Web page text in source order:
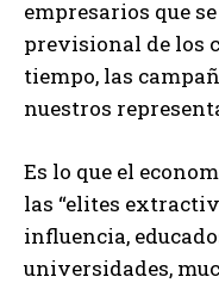
empresarios que
previsional de los
tiempo, las
nuestros
Es lo que el
las “elites
influencia,
universidades,